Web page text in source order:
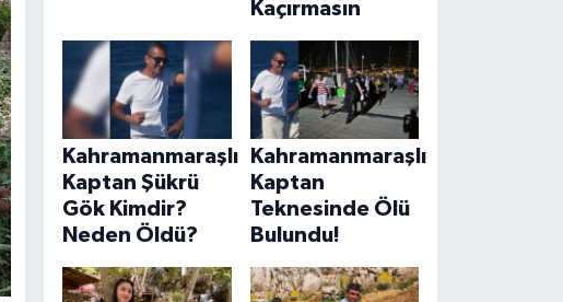
Kaçırmasın
Kahramanmaraşlı
Kaptan Şükrü
Gök Kimdir?
Neden Öldü?
Kahramanmaraşlı
Kaptan
Teknesinde Ölü
Bulundu!